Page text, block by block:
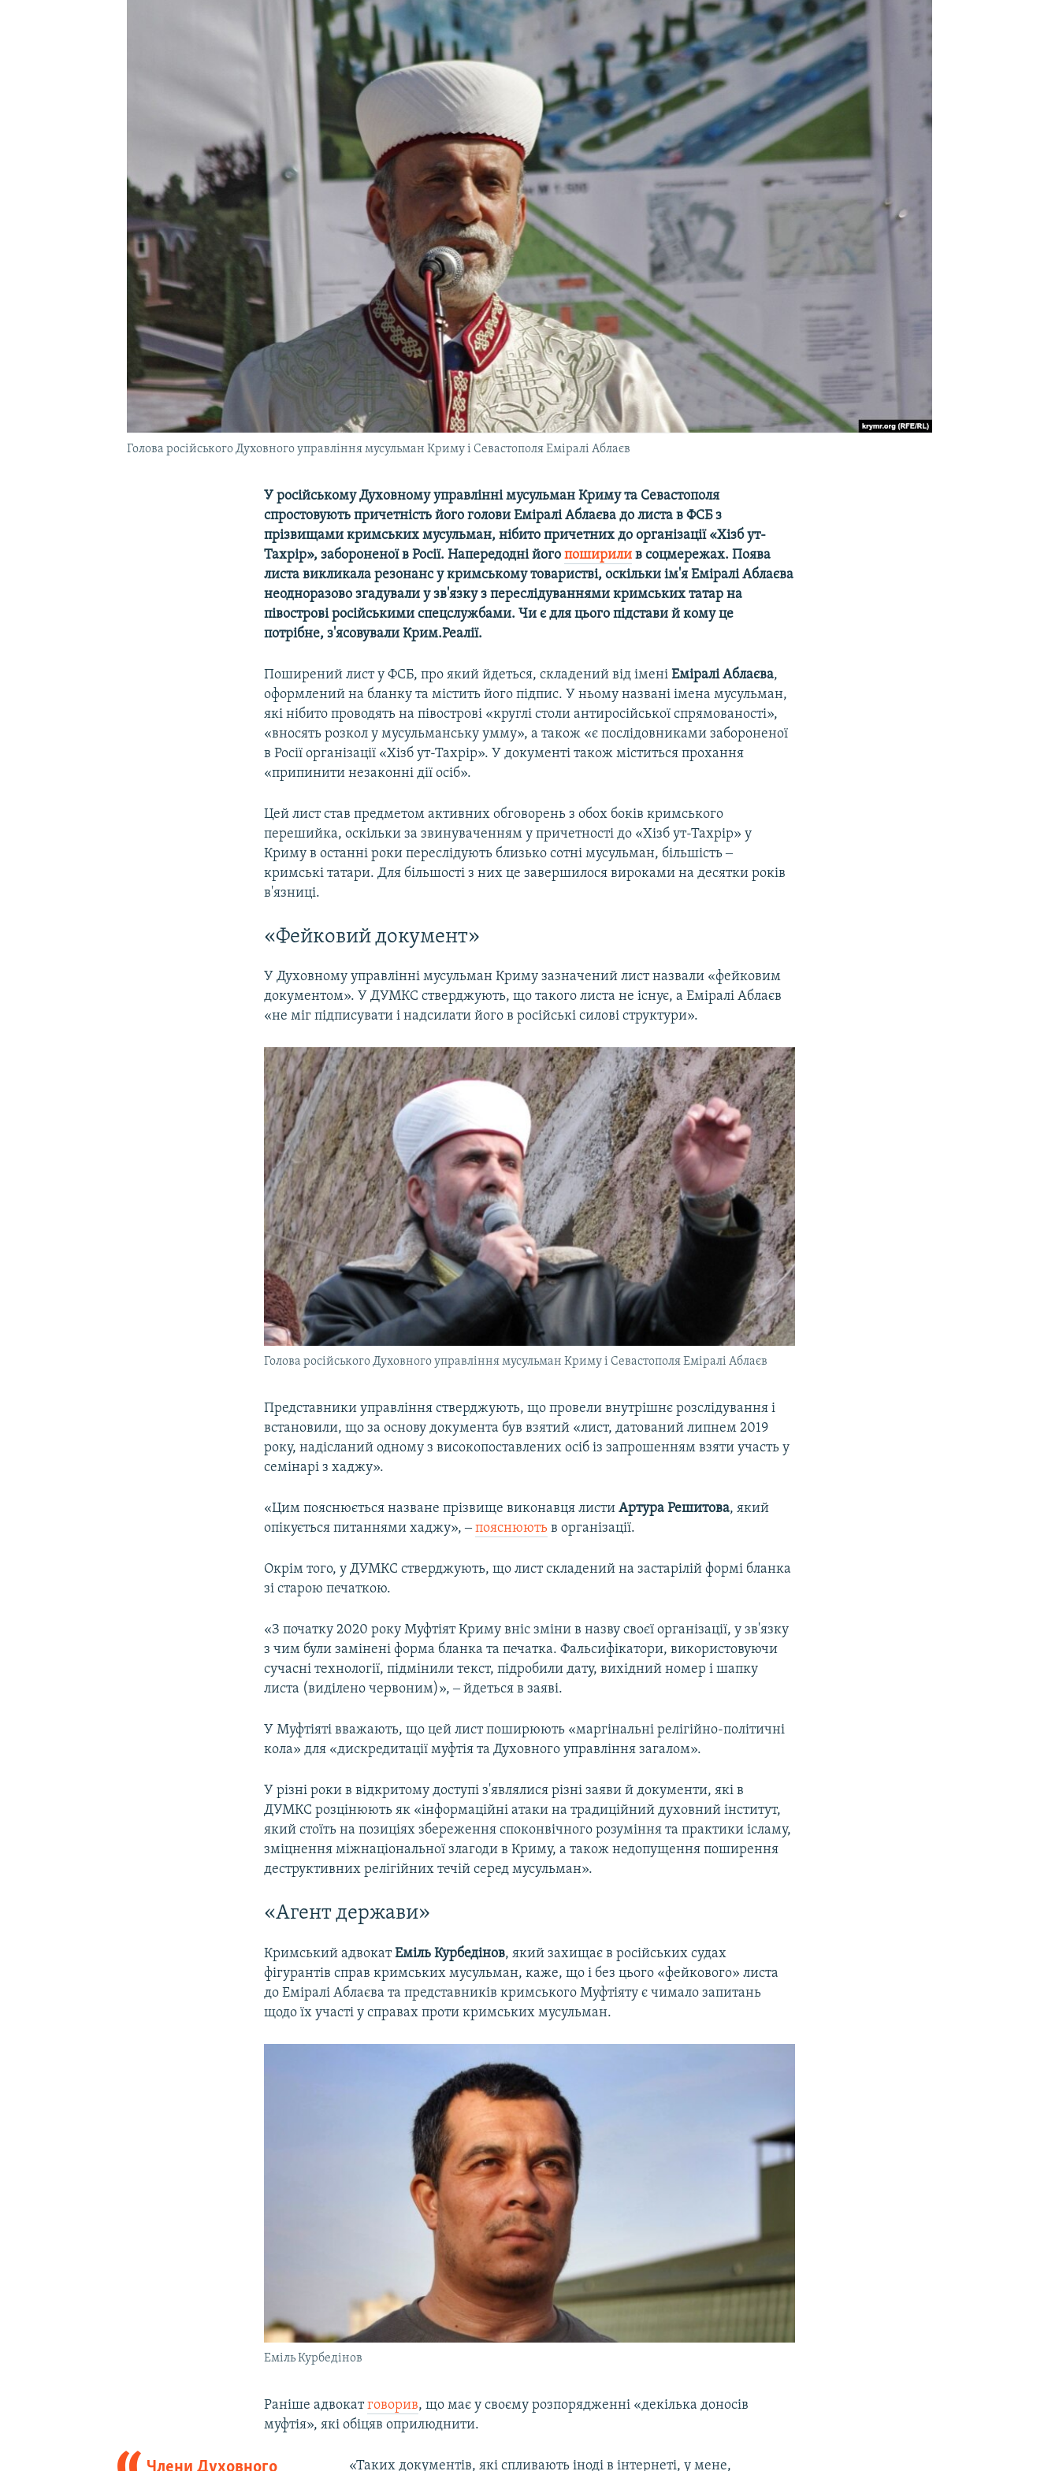
Голова російського Духовного управління мусульман Криму і Севастополя Еміралі Аблаєв
У російському Духовному управлінні мусульман Криму та Севастополя
спростовують причетність його голови Еміралі Аблаєва до листа в ФСБ з
прізвищами кримських мусульман, нібито причетних до організації «Хізб ут-
Тахрір», забороненої в Росії. Напередодні йогопоширили в соцмережах. Поява
листа викликала резонанс у кримському товаристві, оскільки ім'я Еміралі Аблаєва
неодноразово згадували у зв'язку з переслідуваннями кримських татар на
півострові російськими спецслужбами. Чи є для цього підстави й кому це
потрібне, з'ясовували Крим.Реалії.
Поширений лист у ФСБ, про який йдеться, складений від іменіЕміралі Аблаєва,
оформлений на бланку та містить його підпис. У ньому названі імена мусульман,
які нібито проводять на півострові «круглі столи антиросійської спрямованості»,
«вносять розкол у мусульманську умму», а також «є послідовниками забороненої
в Росії організації «Хізб ут-Тахрір». У документі також міститься прохання
«припинити незаконні дії осіб».
Цей лист став предметом активних обговорень з обох боків кримського
перешийка, оскільки за звинуваченням у причетності до «Хізб ут-Тахрір» у
Криму в останні роки переслідують близько сотні мусульман, більшість ‒
кримські татари. Для більшості з них це завершилося вироками на десятки років
в'язниці.
«Фейковий документ»
У Духовному управлінні мусульман Криму зазначений лист назвали «фейковим
документом». У ДУМКС стверджують, що такого листа не існує, а Еміралі Аблаєв
«не міг підписувати і надсилати його в російські силові структури».
Голова російського Духовного управління мусульман Криму і Севастополя Еміралі Аблаєв
Представники управління стверджують, що провели внутрішнє розслідування і
встановили, що за основу документа був взятий «лист, датований липнем 2019
року, надісланий одному з високопоставлених осіб із запрошенням взяти участь у
семінарі з хаджу».
«Цим пояснюється назване прізвище виконавця листиАртура Решитова, який
опікується питаннями хаджу», ‒пояснюють в організації.
Окрім того, у ДУМКС стверджують, що лист складений на застарілій формі бланка
зі старою печаткою.
«З початку 2020 року Муфтіят Криму вніс зміни в назву своєї організації, у зв'язку
з чим були замінені форма бланка та печатка. Фальсифікатори, використовуючи
сучасні технології, підмінили текст, підробили дату, вихідний номер і шапку
листа (виділено червоним)», ‒ йдеться в заяві.
У Муфтіяті вважають, що цей лист поширюють «маргінальні релігійно-політичні
кола» для «дискредитації муфтія та Духовного управління загалом».
У різні роки в відкритому доступі з'являлися різні заяви й документи, які в
ДУМКС розцінюють як «інформаційні атаки на традиційний духовний інститут,
який стоїть на позиціях збереження споконвічного розуміння та практики ісламу,
зміцнення міжнаціональної злагоди в Криму, а також недопущення поширення
деструктивних релігійних течій серед мусульман».
«Агент держави»
Кримський адвокатЕміль Курбедінов, який захищає в російських судах
фігурантів справ кримських мусульман, каже, що і без цього «фейкового» листа
до Еміралі Аблаєва та представників кримського Муфтіяту є чимало запитань
щодо їх участі у справах проти кримських мусульман.
Еміль Курбедінов
Раніше адвокатговорив, що має у своєму розпорядженні «декілька доносів
муфтія», які обіцяв оприлюднити.​
«Таких документів, які спливають іноді в інтернеті, у мене,